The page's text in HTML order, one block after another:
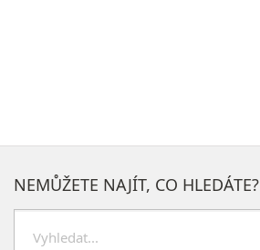
NEMŮŽETE NAJÍT, CO HLEDÁTE?